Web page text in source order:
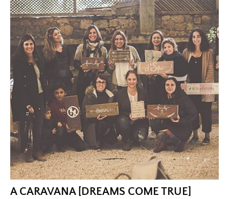
A CARAVANA [DREAMS COME TRUE]